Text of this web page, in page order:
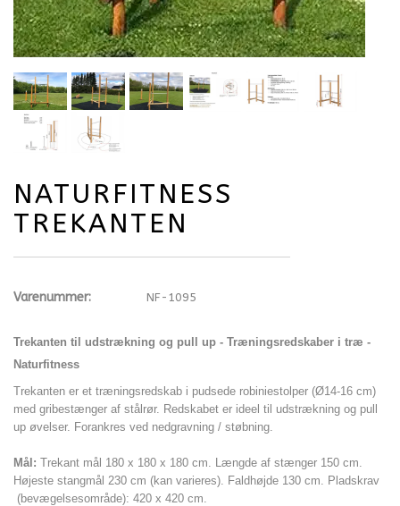
NATURFITNESS
TREKANTEN
Varenummer: NF-1095
Trekanten til udstrækning og pull up - Træningsredskaber i træ -
Naturfitness
Trekanten er et træningsredskab i pudsede robiniestolper (Ø14-16 cm)
med gribestænger af stålrør. Redskabet er ideel til udstrækning og pull
up øvelser. Forankres ved nedgravning / støbning.
Mål: Trekant mål 180 x 180 x 180 cm. Længde af stænger 150 cm.
Højeste stangmål 230 cm (kan varieres). Faldhøjde 130 cm. Pladskrav
(bevægelsesområde): 420 x 420 cm.